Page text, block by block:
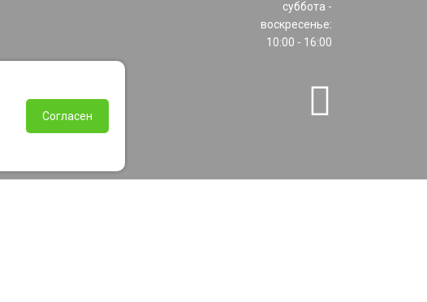
суббота -
воскресенье:
10:00 - 16:00
Согласен